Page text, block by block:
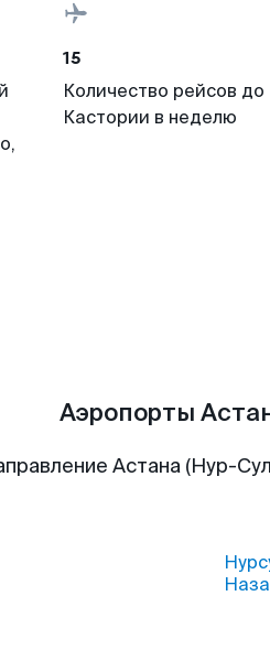
15
Количество рейсов до
Кастории в неделю
Аэропорты
Астана (Нур-